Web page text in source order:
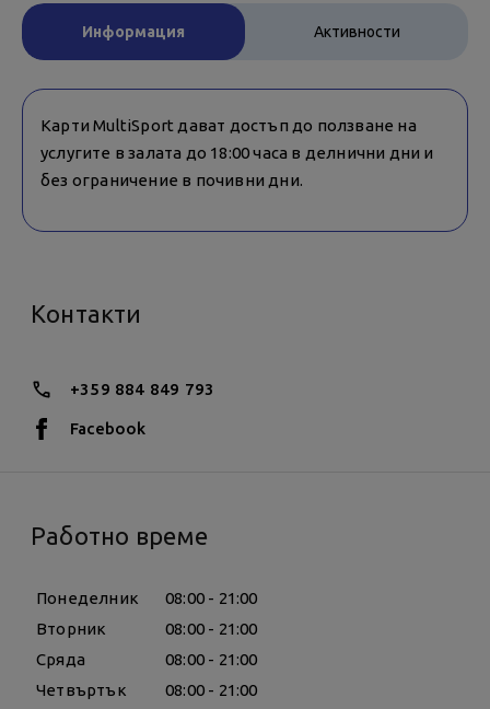
Информация Активности
Карти MultiSport дават достъп до ползване на
услугите в залата до 18:00 часа в делнични дни и
без ограничение в почивни дни.
Контакти
+359 884 849 793
Facebook
Работно време
Понеделник
08:00 - 21:00
Вторник
08:00 - 21:00
Сряда
08:00 - 21:00
Четвъртък
08:00 - 21:00